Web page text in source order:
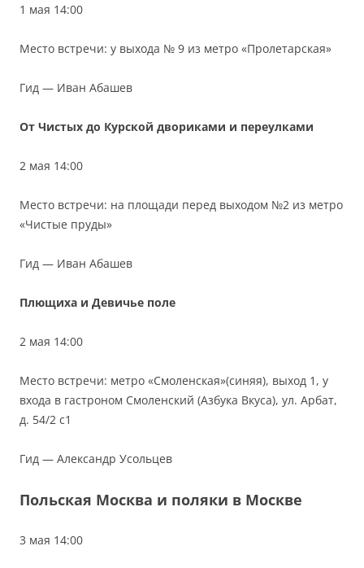
1 мая 14:00
Место встречи: у выхода № 9 из метро «Пролетарская»
Гид — Иван Абашев
От Чистых до Курской двориками и переулками
2 мая 14:00
Место встречи: на площади перед выходом №2 из метро
«Чистые пруды»
Гид — Иван Абашев
Плющиха и Девичье поле
2 мая 14:00
Место встречи: метро «Смоленская»(синяя), выход 1, у
входа в гастроном Смоленский (Азбука Вкуса), ул. Арбат,
д. 54/2 с1
Гид — Александр Усольцев
Польская Москва и поляки в Москве
3 мая 14:00